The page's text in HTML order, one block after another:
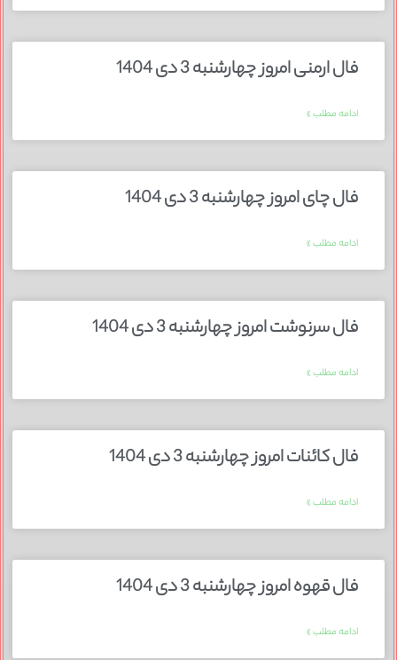
فال ارمنی امروز چهارشنبه 3 دی 1404
ادامه مطلب »
فال چای امروز چهارشنبه 3 دی 1404
ادامه مطلب »
فال سرنوشت امروز چهارشنبه 3 دی 1404
ادامه مطلب »
فال کائنات امروز چهارشنبه 3 دی 1404
ادامه مطلب »
فال قهوه امروز چهارشنبه 3 دی 1404
ادامه مطلب »